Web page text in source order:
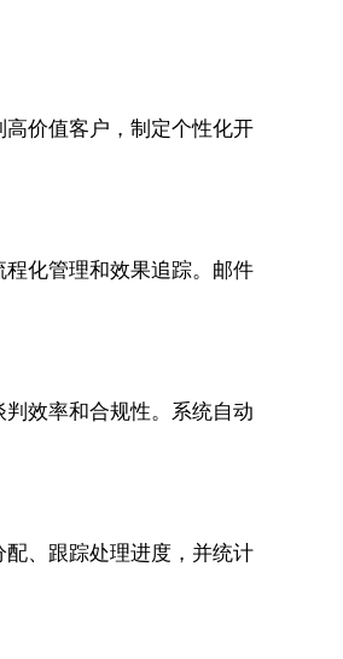
价值客户，制定个性化开
化管理和效果追踪。邮件
效率和合规性。系统自动
、跟踪处理进度，并统计